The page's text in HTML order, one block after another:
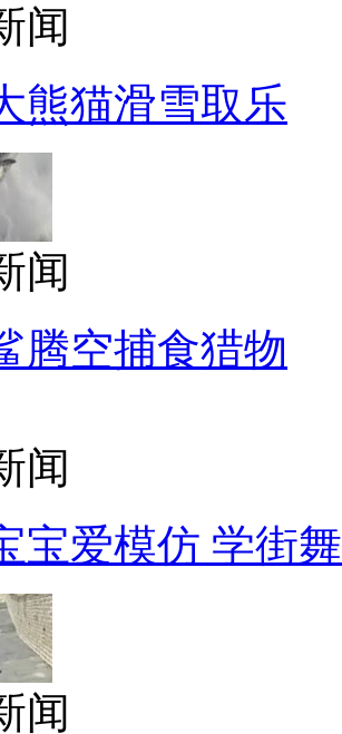
闻
熊猫滑雪取乐
闻
腾空捕食猎物
闻
宝爱模仿 学街
闻